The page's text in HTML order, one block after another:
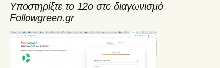
Υποστηρίξτε το 12ο στο διαγωνισμό
Followgreen.gr